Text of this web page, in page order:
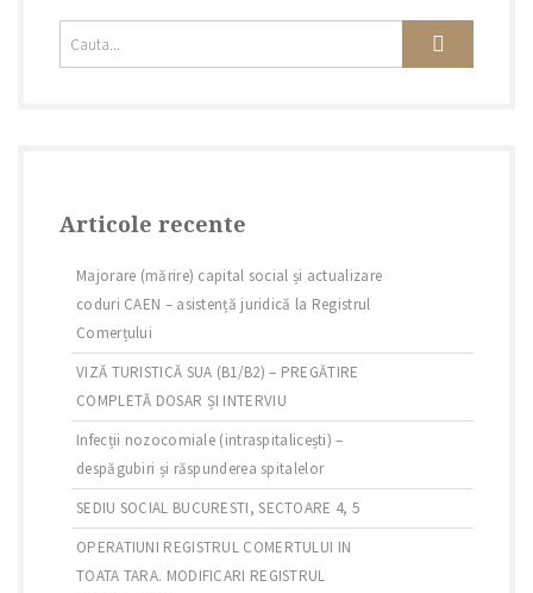
Articole recente
Majorare (mărire) capital social și actualizare
coduri CAEN – asistență juridică la Registrul
Comerțului
VIZĂ TURISTICĂ SUA (B1/B2) – PREGĂTIRE
COMPLETĂ DOSAR ȘI INTERVIU
Infecții nozocomiale (intraspitalicești) –
despăgubiri și răspunderea spitalelor
SEDIU SOCIAL BUCURESTI, SECTOARE 4, 5
OPERATIUNI REGISTRUL COMERTULUI IN
TOATA TARA. MODIFICARI REGISTRUL